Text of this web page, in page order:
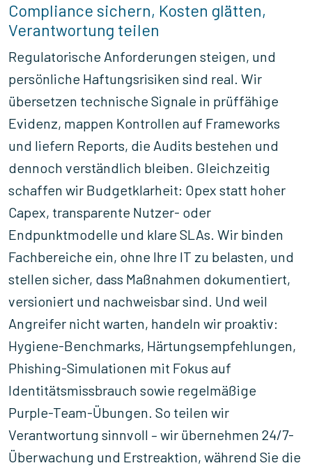
Compliance sichern, Kosten glätten,
Verantwortung teilen
Regulatorische Anforderungen steigen, und
persönliche Haftungsrisiken sind real. Wir
übersetzen technische Signale in prüffähige
Evidenz, mappen Kontrollen auf Frameworks
und liefern Reports, die Audits bestehen und
dennoch verständlich bleiben. Gleichzeitig
schaffen wir Budgetklarheit: Opex statt hoher
Capex, transparente Nutzer- oder
Endpunktmodelle und klare SLAs. Wir binden
Fachbereiche ein, ohne Ihre IT zu belasten, und
stellen sicher, dass Maßnahmen dokumentiert,
versioniert und nachweisbar sind. Und weil
Angreifer nicht warten, handeln wir proaktiv:
Hygiene-Benchmarks, Härtungsempfehlungen,
Phishing-Simulationen mit Fokus auf
Identitätsmissbrauch sowie regelmäßige
Purple-Team-Übungen. So teilen wir
Verantwortung sinnvoll – wir übernehmen 24/7-
Überwachung und Erstreaktion, während Sie die